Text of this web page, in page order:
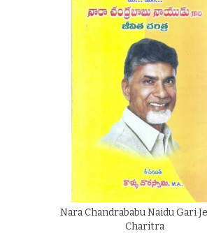
Nara Chandrababu Naidu Gari
Charitra